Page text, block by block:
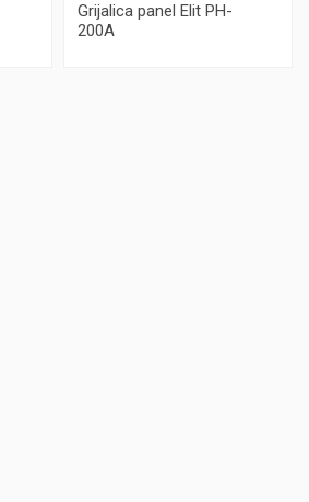
Grijalica panel Elit PH-
200A